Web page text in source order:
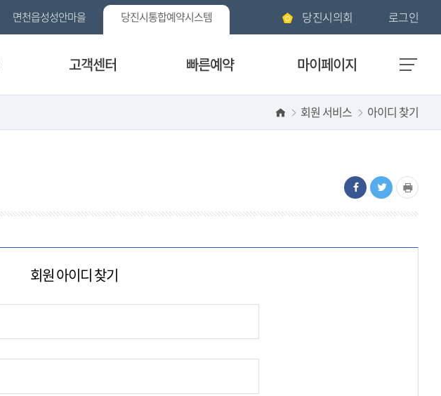
면천읍성성안마을 당진시통합예약시스템 당진시의회 로그인
고객센터 빠른예약
빠른예약
마이페이지
정기권신청현황 대관신청현황 설문조사
회원 서비스 아이디 찾기
회원 아이디 찾기